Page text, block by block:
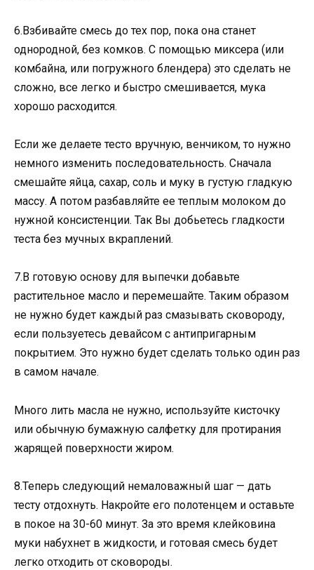
6.Взбивайте смесь до тех пор, пока она станет
однородной, без комков. С помощью миксера (или
комбайна, или погружного блендера) это сделать не
сложно, все легко и быстро смешивается, мука
хорошо расходится.
Если же делаете тесто вручную, венчиком, то нужно
немного изменить последовательность. Сначала
смешайте яйца, сахар, соль и муку в густую гладкую
массу. А потом разбавляйте ее теплым молоком до
нужной консистенции. Так Вы добьетесь гладкости
теста без мучных вкраплений.
7.В готовую основу для выпечки добавьте
растительное масло и перемешайте. Таким образом
не нужно будет каждый раз смазывать сковороду,
если пользуетесь девайсом с антипригарным
покрытием. Это нужно будет сделать только один раз
в самом начале.
Много лить масла не нужно, используйте кисточку
или обычную бумажную салфетку для протирания
жарящей поверхности жиром.
8.Теперь следующий немаловажный шаг — дать
тесту отдохнуть. Накройте его полотенцем и оставьте
в покое на 30-60 минут. За это время клейковина
муки набухнет в жидкости, и готовая смесь будет
легко отходить от сковороды.